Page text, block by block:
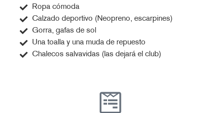
Ropa cómoda
Calzado deportivo (Neopreno, escarpines)
Gorra, gafas de sol
Una toalla y una muda de repuesto
Chalecos salvavidas (las dejará el club)